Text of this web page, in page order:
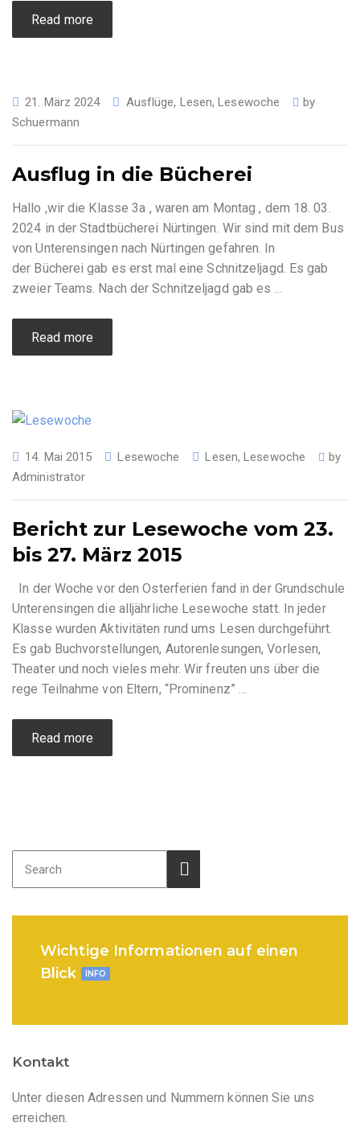
Read more
21. März 2024 Ausflüge, Lesen,Lesewoche
by
Schuermann
Ausflug in die Bücherei
Hallo ,wir die Klasse 3a , waren am Montag , dem 18. 03.
2024 in der Stadtbücherei Nürtingen. Wir sind mit dem Bus
von Unterensingen nach Nürtingen gefahren. In
der Bücherei gab es erst mal eine Schnitzeljagd. Es gab
zweier Teams. Nach der Schnitzeljagd gab es
Read more
14. Mai 2015 Lesewoche Lesen,Lesewoche
by
Administrator
Bericht zur Lesewoche vom 23.
bis 27. März 2015
In der Woche vor den Osterferien fand in der Grundschule
Unterensingen die alljährliche Lesewoche statt. In jeder
Klasse wurden Aktivitäten rund ums Lesen durchgeführt.
Es gab Buchvorstellungen, Autorenlesungen, Vorlesen,
Theater und noch vieles mehr. Wir freuten uns über die
rege Teilnahme von Eltern, “Prominenz” …
Read more
Wichtige Informationen auf einen
Blick
INFO
Kontakt
Unter diesen Adressen und Nummern können Sie uns
erreichen.